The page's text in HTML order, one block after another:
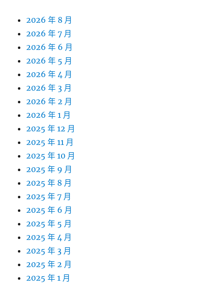
2026 年 8 月
2026 年 7 月
2026 年 6 月
2026 年 5 月
2026 年 4 月
2026 年 3 月
2026 年 2 月
2026 年 1 月
2025 年 12 月
2025 年 11 月
2025 年 10 月
2025 年 9 月
2025 年 8 月
2025 年 7 月
2025 年 6 月
2025 年 5 月
2025 年 4 月
2025 年 3 月
2025 年 2 月
2025 年 1 月